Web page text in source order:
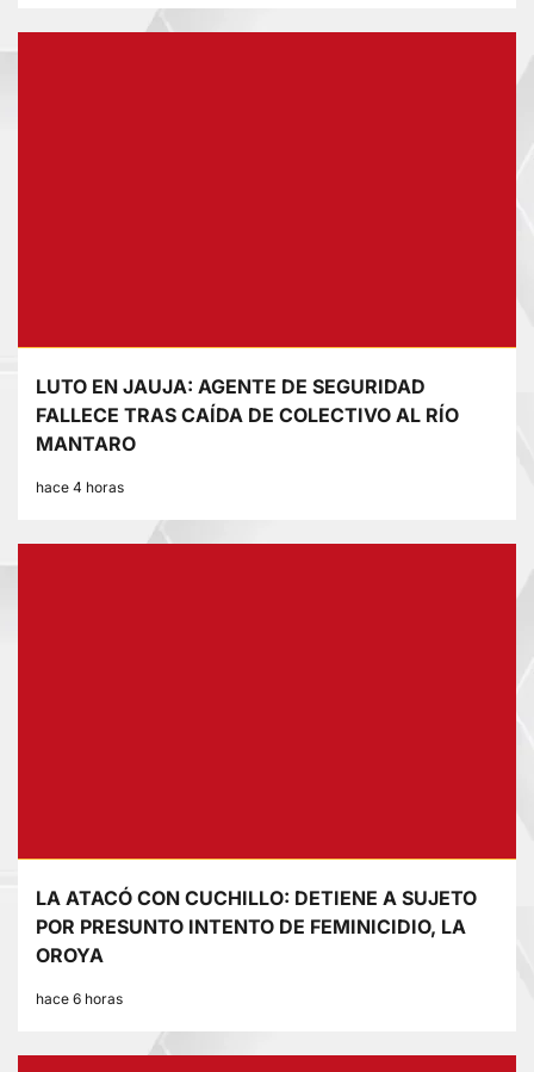
LUTO EN JAUJA: AGENTE DE SEGURIDAD
FALLECE TRAS CAÍDA DE COLECTIVO AL RÍO
MANTARO
hace 4 horas
LA ATACÓ CON CUCHILLO: DETIENE A SUJETO
POR PRESUNTO INTENTO DE FEMINICIDIO, LA
OROYA
hace 6 horas